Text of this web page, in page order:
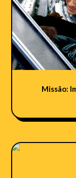
Missão: